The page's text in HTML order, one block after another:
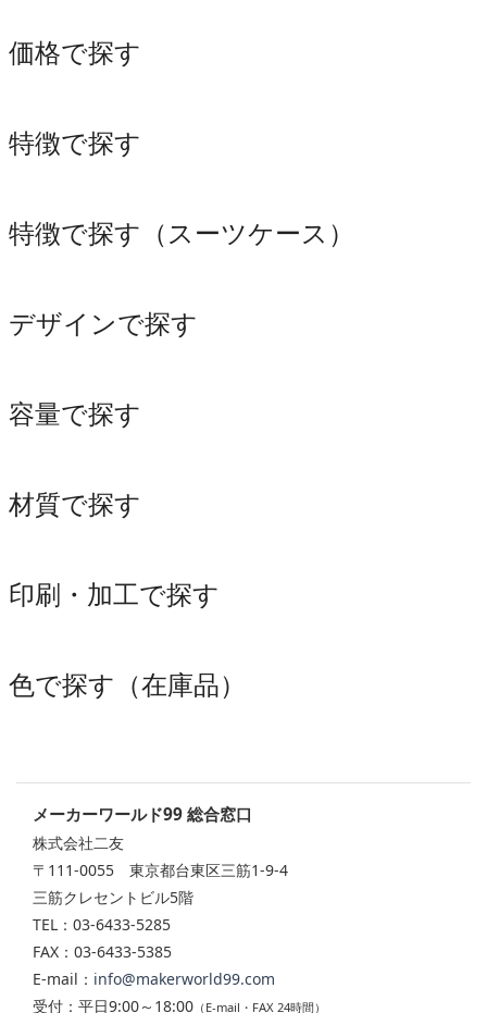
価格で探す
特徴で探す
特徴で探す（スーツケース）
デザインで探す
容量で探す
材質で探す
印刷・加工で探す
色で探す（在庫品）
メーカーワールド99 総合窓口
株式会社二友
〒111-0055 東京都台東区三筋1-9-4
三筋クレセントビル5階
TEL：03-6433-5285
FAX：03-6433-5385
E-mail： info@makerworld99.com
受付：平日9:00～18:00 （E-mail・FAX 24時間）